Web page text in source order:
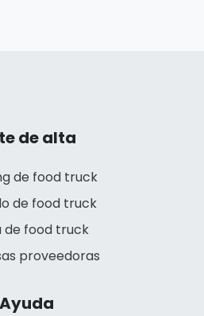
de alta
de food truck
de food truck
de food truck
proveedoras
Ayuda